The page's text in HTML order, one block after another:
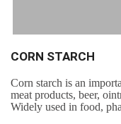
CORN STARCH
Corn starch is an
meat products, beer,
Widely used in food,